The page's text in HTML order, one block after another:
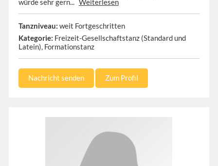
würde sehr gern... Weiterlesen
Tanzniveau: weit Fortgeschritten
Kategorie: Freizeit-Gesellschaftstanz (Standard und
Latein), Formationstanz
Nachricht senden Zum Profil